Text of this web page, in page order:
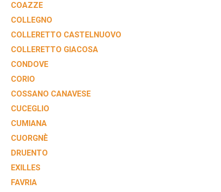
COAZZE
COLLEGNO
COLLERETTO CASTELNUOVO
COLLERETTO GIACOSA
CONDOVE
CORIO
COSSANO CANAVESE
CUCEGLIO
CUMIANA
CUORGNÈ
DRUENTO
EXILLES
FAVRIA